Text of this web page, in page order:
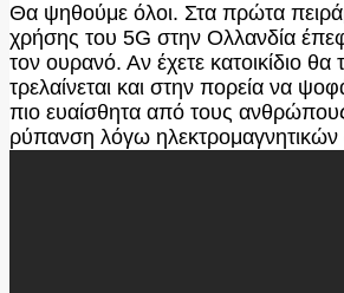
Θα ψηθούμε όλοι. Στα πρώτα
χρήσης του 5G στην Ολλανδία
τον ουρανό. Αν έχετε κατοικίδιο θα
τρελαίνεται και στην πορεία να
πιο ευαίσθητα από τους
ρύπανση λόγω ηλεκτρομαγνητικών